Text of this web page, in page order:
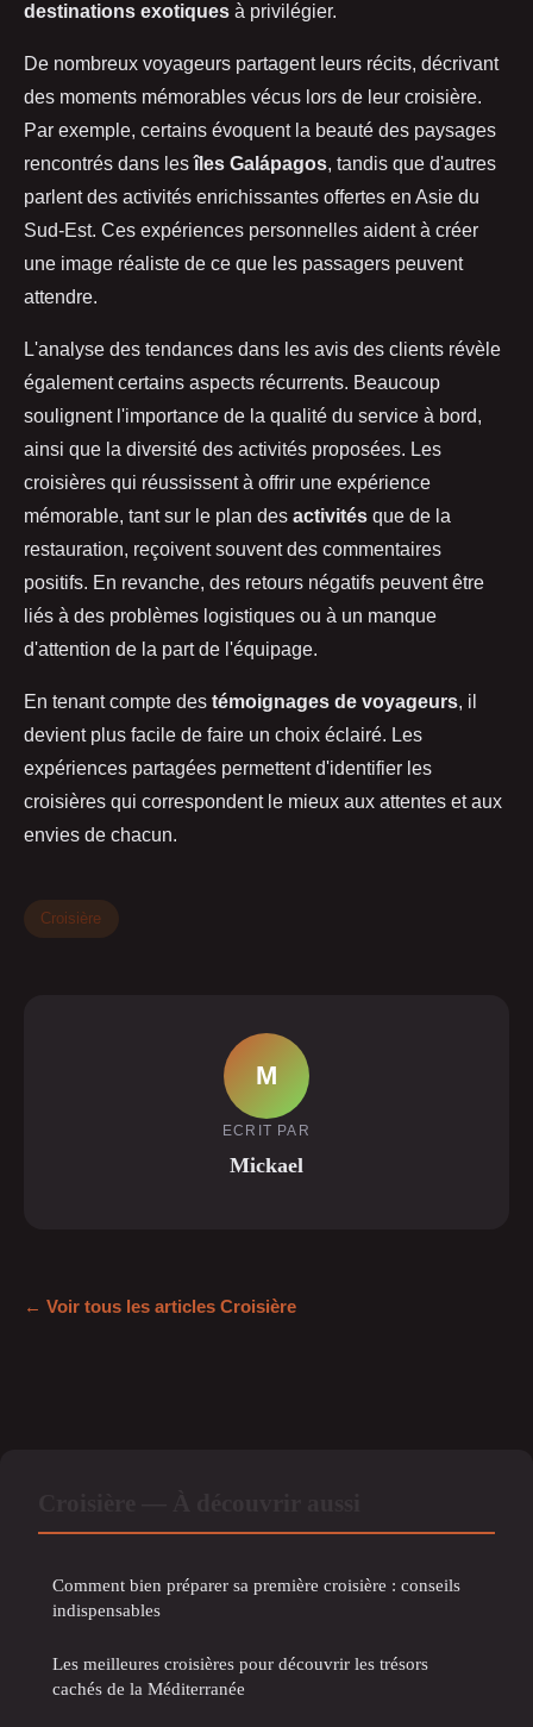
destinations exotiques à privilégier.
De nombreux voyageurs partagent leurs récits, décrivant
des moments mémorables vécus lors de leur croisière.
Par exemple, certains évoquent la beauté des paysages
rencontrés dans lesîles Galápagos, tandis que d'autres
parlent des activités enrichissantes offertes en Asie du
Sud-Est. Ces expériences personnelles aident à créer
une image réaliste de ce que les passagers peuvent
attendre.
L'analyse des tendances dans les avis des clients révèle
également certains aspects récurrents. Beaucoup
soulignent l'importance de la qualité du service à bord,
ainsi que la diversité des activités proposées. Les
croisières qui réussissent à offrir une expérience
mémorable, tant sur le plan des activités que de la
restauration, reçoivent souvent des commentaires
positifs. En revanche, des retours négatifs peuvent être
liés à des problèmes logistiques ou à un manque
d'attention de la part de l'équipage.
En tenant compte des témoignages de voyageurs, il
devient plus facile de faire un choix éclairé. Les
expériences partagées permettent d'identifier les
croisières qui correspondent le mieux aux attentes et aux
envies de chacun.
Croisière
M
ECRIT PAR
Mickael
← Voir tous les articles Croisière
Comment bien préparer sa première croisière : conseils
indispensables
Les meilleures croisières pour découvrir les trésors
cachés de la Méditerranée